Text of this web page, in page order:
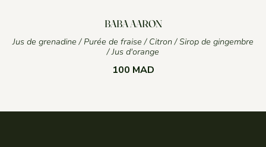
BABA AARON
Jus de grenadine / Purée de fraise / Citron / Sirop de gingembre
/ Jus d'orange
100 MAD